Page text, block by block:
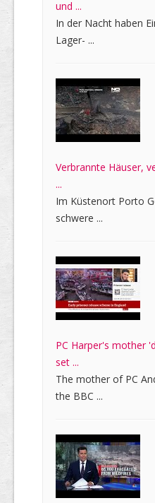
und ...
In der Nacht haben
Lager- ...
Verbrannte Häuser,
...
Im Küstenort Porto
schwere ...
PC Harper's mother
set ...
The mother of PC
the BBC ...